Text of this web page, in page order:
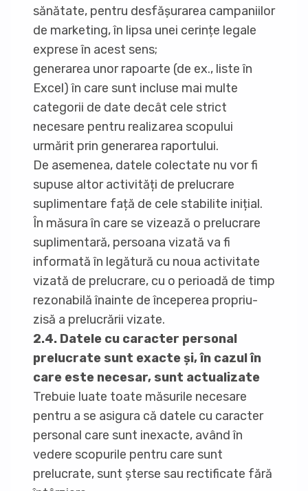
sănătate, pentru desfășurarea campaniilor
de marketing, în lipsa unei cerințe legale
exprese în acest sens;
generarea unor rapoarte (de ex., liste în
Excel) în care sunt incluse mai multe
categorii de date decât cele strict
necesare pentru realizarea scopului
urmărit prin generarea raportului.
De asemenea, datele colectate nu vor fi
supuse altor activități de prelucrare
suplimentare față de cele stabilite inițial.
În măsura în care se vizează o prelucrare
suplimentară, persoana vizată va fi
informată în legătură cu noua activitate
vizată de prelucrare, cu o perioadă de timp
rezonabilă înainte de începerea propriu-
zisă a prelucrării vizate.
2.4. Datele cu caracter personal
prelucrate sunt exacte și, în cazul în
care este necesar, sunt actualizate
Trebuie luate toate măsurile necesare
pentru a se asigura că datele cu caracter
personal care sunt inexacte, având în
vedere scopurile pentru care sunt
prelucrate, sunt șterse sau rectificate fără